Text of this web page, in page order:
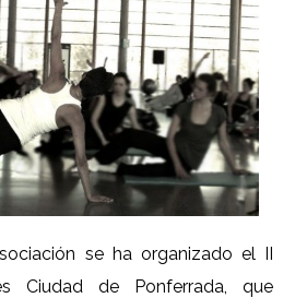
se ha organizado el II
Ciudad de Ponferrada, que